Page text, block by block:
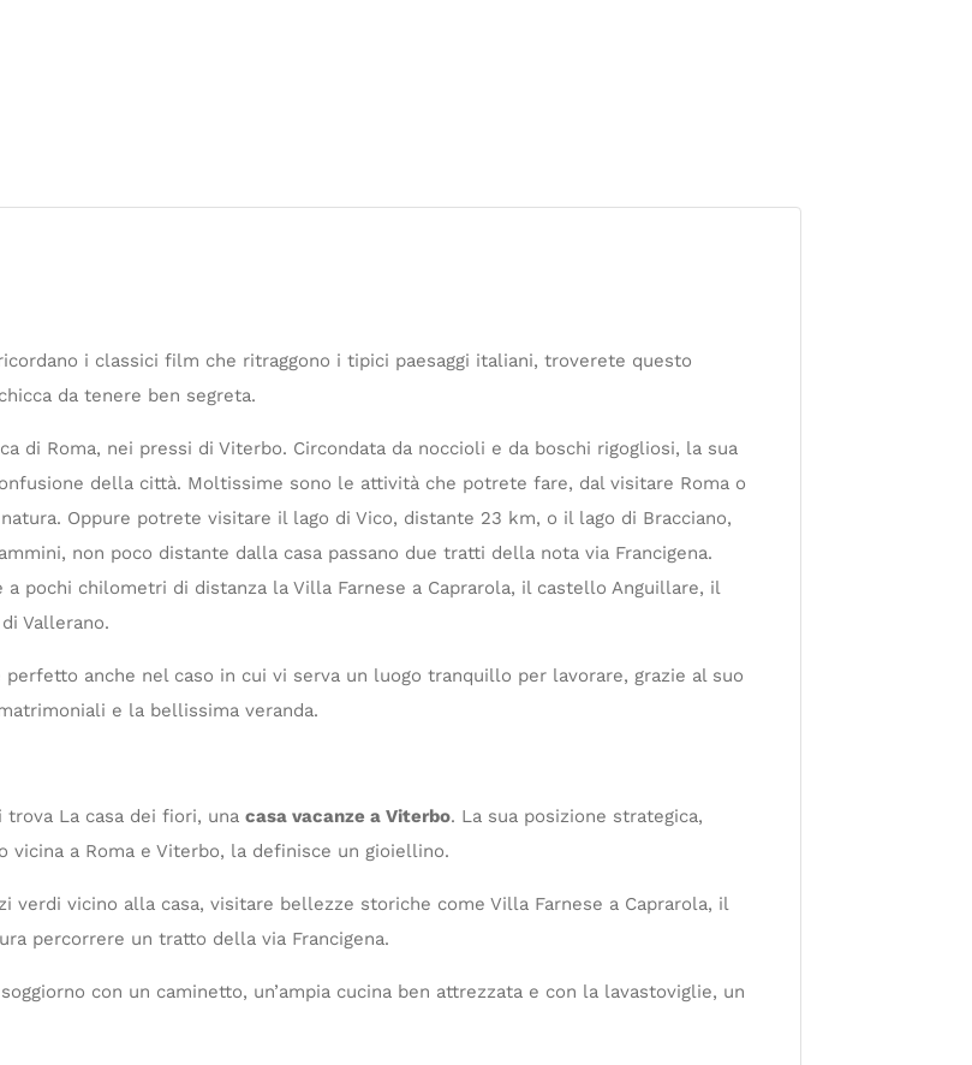
i classici film che ritraggono i tipici paesaggi italiani, troverete questo
da tenere ben segreta.
di Roma, nei pressi di Viterbo. Circondata da noccioli e da boschi rigogliosi, la sua
della città. Moltissime sono le attività che potrete fare, dal visitare Roma o
Oppure potrete visitare il lago di Vico, distante 23 km, o il lago di Bracciano,
non poco distante dalla casa passano due tratti della nota via Francigena.
pochi chilometri di distanza la Villa Farnese a Caprarola, il castello Anguillare, il
Vallerano.
perfetto anche nel caso in cui vi serva un luogo tranquillo per lavorare, grazie al suo
e la bellissima veranda.
La casa dei fiori, una casa vacanze a Viterbo. La sua posizione strategica,
a Roma e Viterbo, la definisce un gioiellino.
verdi vicino alla casa, visitare bellezze storiche come Villa Farnese a Caprarola, il
percorrere un tratto della via Francigena.
con un caminetto, un’ampia cucina ben attrezzata e con la lavastoviglie, un